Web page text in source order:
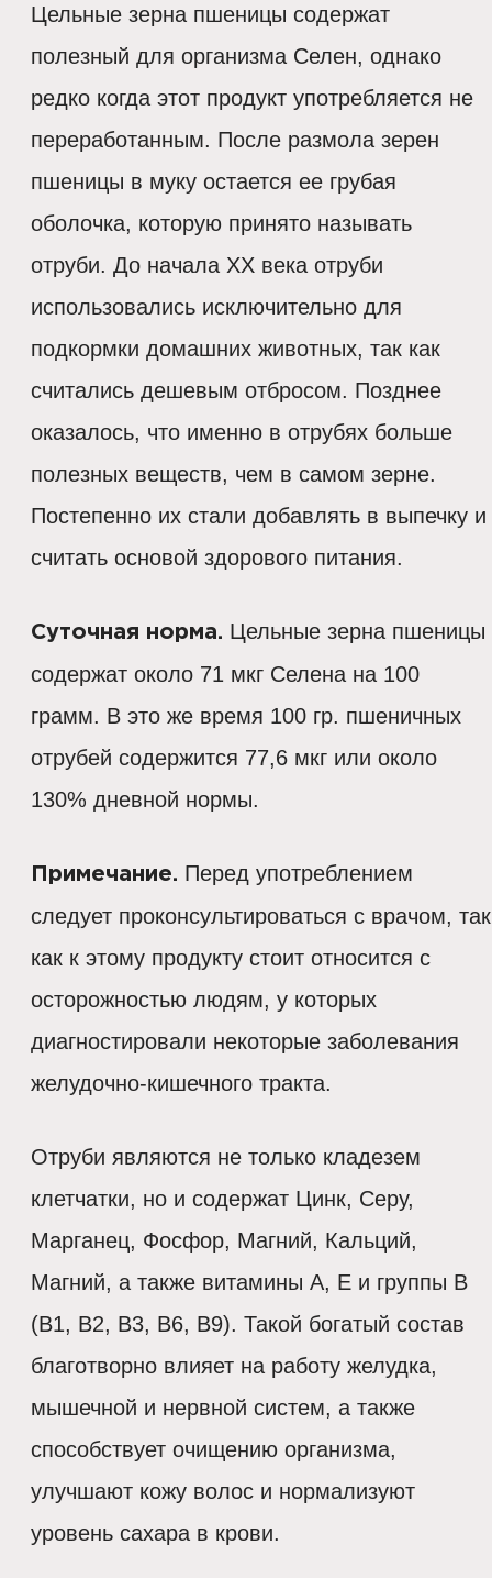
Цельные зерна пшеницы содержат
полезный для организма Селен, однако
редко когда этот продукт употребляется не
переработанным. После размола зерен
пшеницы в муку остается ее грубая
оболочка, которую принято называть
отруби. До начала ХХ века отруби
использовались исключительно для
подкормки домашних животных, так как
считались дешевым отбросом. Позднее
оказалось, что именно в отрубях больше
полезных веществ, чем в самом зерне.
Постепенно их стали добавлять в выпечку и
считать основой здорового питания.
Суточная норма. Цельные зерна пшеницы
содержат около 71 мкг Селена на 100
грамм. В это же время 100 гр. пшеничных
отрубей содержится 77,6 мкг или около
130% дневной нормы.
Примечание. Перед употреблением
следует проконсультироваться с врачом, так
как к этому продукту стоит относится с
осторожностью людям, у которых
диагностировали некоторые заболевания
желудочно-кишечного тракта.
Отруби являются не только кладезем
клетчатки, но и содержат Цинк, Серу,
Марганец, Фосфор, Магний, Кальций,
Магний, а также витамины А, Е и группы В
(В1, В2, В3, В6, В9). Такой богатый состав
благотворно влияет на работу желудка,
мышечной и нервной систем, а также
способствует очищению организма,
улучшают кожу волос и нормализуют
уровень сахара в крови.